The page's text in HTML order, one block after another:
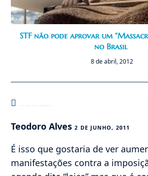
STF não pode aprovar um
no Brasil
8 de abril, 2012
Este post tem 4 comentários
Teodoro Alves2 DE JUNHO, 2011
É isso que gostaria de ver
manifestações contra a